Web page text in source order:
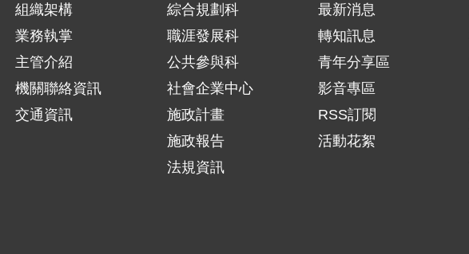
組織架構
業務執掌
主管介紹
機關聯絡資訊
交通資訊
綜合規劃科
職涯發展科
公共參與科
社會企業中心
施政計畫
施政報告
法規資訊
最新消息
轉知訊息
青年分享區
影音專區
RSS訂閱
活動花絮